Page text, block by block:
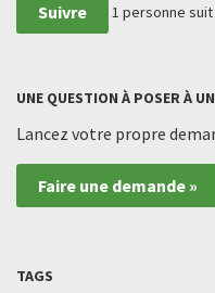
Suivre 1 personne suit
UNE QUESTION À POSER À
Lancez votre propre
Faire une demande »
TAGS